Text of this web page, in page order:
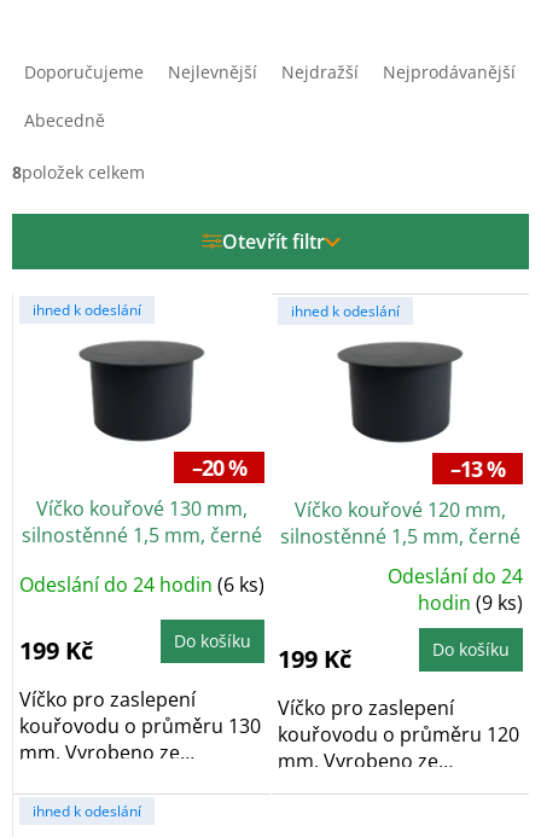
í
d
u
k
Doporučujeme Nejlevnější Nejdražší Nejprodávanější
Abecedně
8položek celkem
Otevřít filtr
V
ý
u
k
ihned k odeslání
–20 %
Víčko kouřové 130 mm,
silnostěnné 1,5 mm, černé
Odeslání do 24 hodin (6 ks)
199 Kč Do košíku
Víčko pro zaslepení
kouřovodu o průměru 130
mm. Vyrobeno ze
ihned k odeslání
–13 %
Víčko kouřové 120 mm,
silnostěnné 1,5 mm, černé
5,0
z
5
Odeslání do 24
hodin(9 ks)
199 Kč Do košíku
Víčko pro zaslepení
kouřovodu o průměru 120
mm. Vyrobeno ze
silnostěnného plechu o...
ihned k odeslání